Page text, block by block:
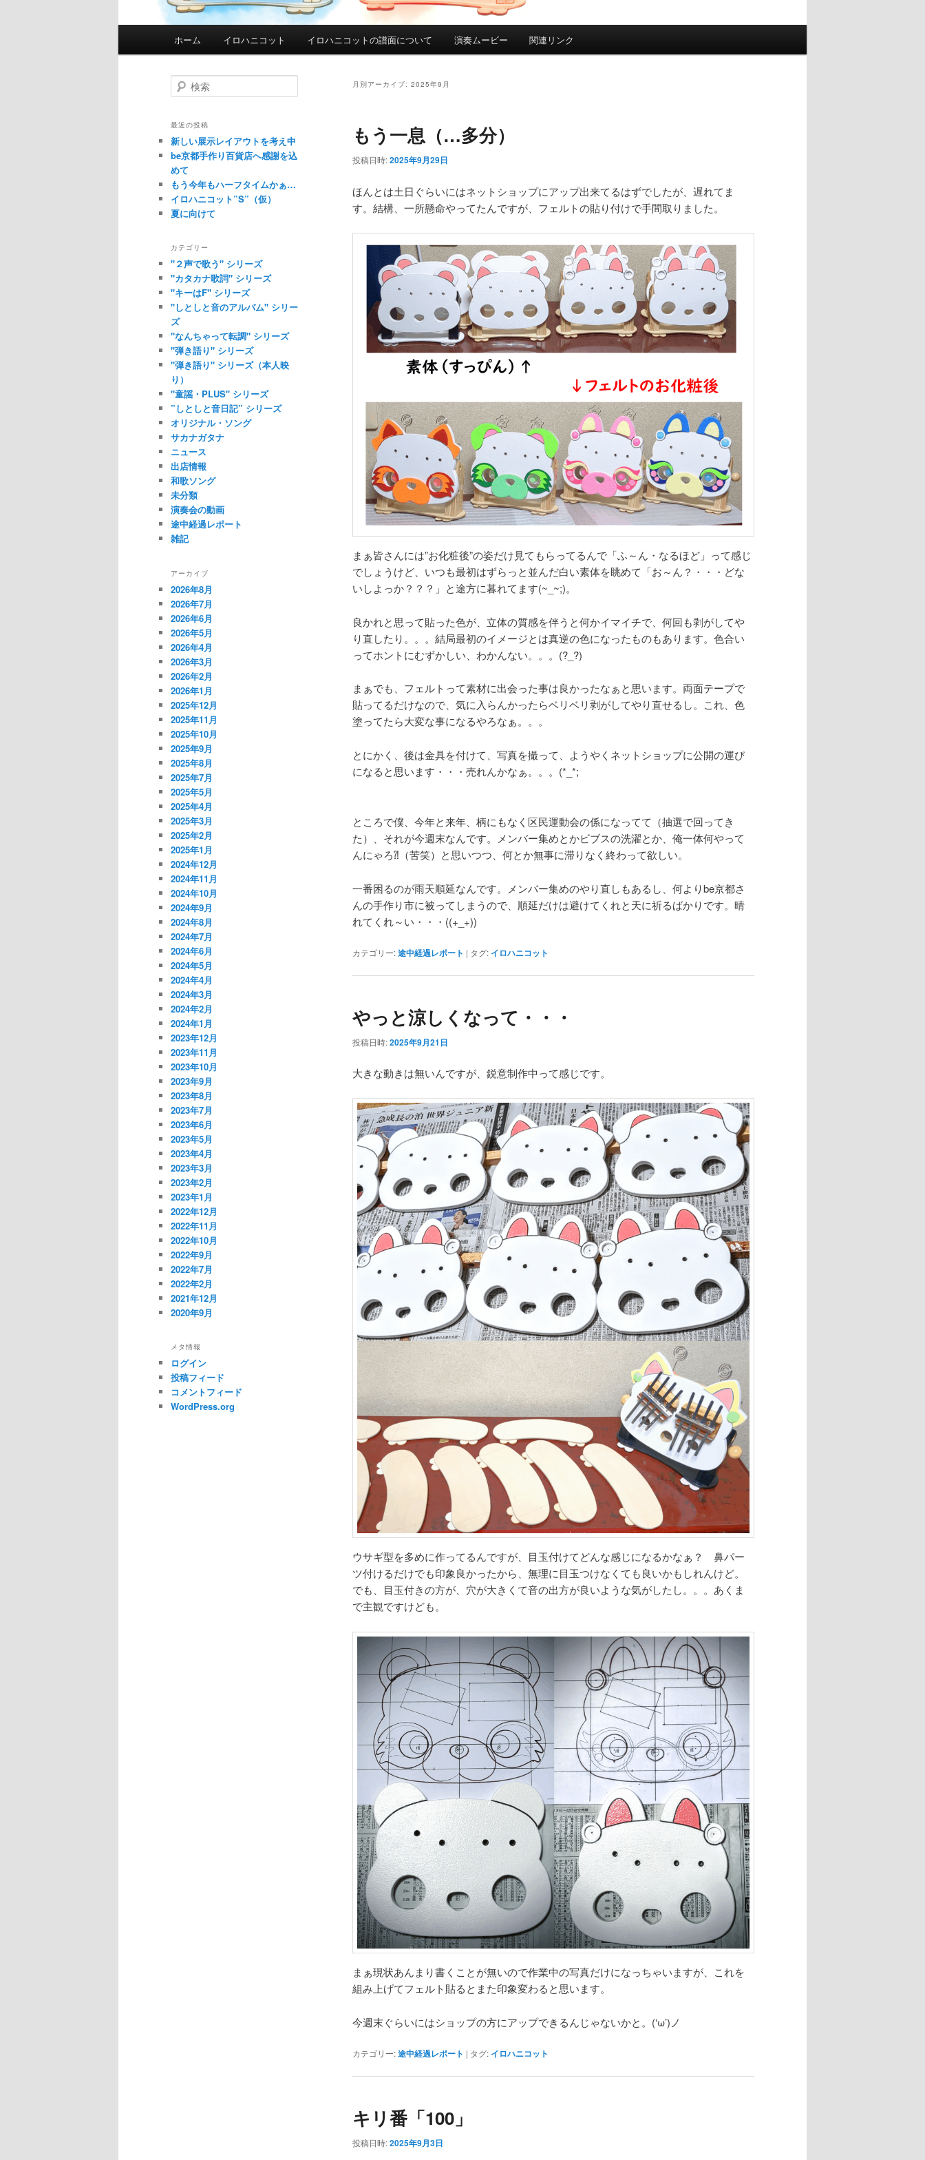
ホーム イロハニコット イロハニコットの譜面について 演奏ムービー 関連リンク
月別アーカイブ: 2025年9月
もう一息（…多分）
投稿日時:2025年9月29日
ほんとは土日ぐらいにはネットショップにアップ出来てるはずでしたが、遅れてま
す。結構、一所懸命やってたんですが、フェルトの貼り付けで手間取りました。
まぁ皆さんには”お化粧後”の姿だけ見てもらってるんで「ふ～ん・なるほど」って感じ
でしょうけど、いつも最初はずらっと並んだ白い素体を眺めて「お～ん？・・・どな
いしよっか？？？」と途方に暮れてます(~_~;)。
良かれと思って貼った色が、立体の質感を伴うと何かイマイチで、何回も剥がしてや
り直したり。。。結局最初のイメージとは真逆の色になったものもあります。色合い
ってホントにむずかしい、わかんない。。。(?_?)
まぁでも、フェルトって素材に出会った事は良かったなぁと思います。両面テープで
貼ってるだけなので、気に入らんかったらベリベリ剥がしてやり直せるし。これ、色
塗ってたら大変な事になるやろなぁ。。。
とにかく、後は金具を付けて、写真を撮って、ようやくネットショップに公開の運び
になると思います・・・売れんかなぁ。。。(*_*;
ところで僕、今年と来年、柄にもなく区民運動会の係になってて（抽選で回ってき
た）、それが今週末なんです。メンバー集めとかビブスの洗濯とか、俺一体何やって
んにゃろ⁈（苦笑）と思いつつ、何とか無事に滞りなく終わって欲しい。
一番困るのが雨天順延なんです。メンバー集めのやり直しもあるし、何よりbe京都さ
んの手作り市に被ってしまうので、順延だけは避けてくれと天に祈るばかりです。晴
れてくれ～い・・・((+_+))
カテゴリー:途中経過レポート | タグ: イロハニコット
やっと涼しくなって・・・
投稿日時:2025年9月21日
大きな動きは無いんですが、鋭意制作中って感じです。
ウサギ型を多めに作ってるんですが、目玉付けてどんな感じになるかなぁ？ 鼻パー
ツ付けるだけでも印象良かったから、無理に目玉つけなくても良いかもしれんけど。
でも、目玉付きの方が、穴が大きくて音の出方が良いような気がしたし。。。あくま
で主観ですけども。
まぁ現状あんまり書くことが無いので作業中の写真だけになっちゃいますが、これを
組み上げてフェルト貼るとまた印象変わると思います。
今週末ぐらいにはショップの方にアップできるんじゃないかと。(‘ω’)ノ
カテゴリー:途中経過レポート | タグ: イロハニコット
キリ番「100」
投稿日時:2025年9月3日
検
索
最近の投稿
新しい展示レイアウトを考え中
be京都手作り百貨店へ感謝を込
めて
もう今年もハーフタイムかぁ…
イロハニコット”S”（仮）
夏に向けて
カテゴリー
"２声で歌う" シリーズ
"カタカナ歌詞" シリーズ
"キーはF" シリーズ
"しとしと音のアルバム" シリー
ズ
"なんちゃって転調" シリーズ
"弾き語り" シリーズ
"弾き語り" シリーズ（本人映
り）
"童謡・PLUS" シリーズ
”しとしと音日記” シリーズ
オリジナル・ソング
サカナガタナ
ニュース
出店情報
和歌ソング
未分類
演奏会の動画
途中経過レポート
雑記
アーカイブ
2026年8月
2026年7月
2026年6月
2026年5月
2026年4月
2026年3月
2026年2月
2026年1月
2025年12月
2025年11月
2025年10月
2025年9月
2025年8月
2025年7月
2025年5月
2025年4月
2025年3月
2025年2月
2025年1月
2024年12月
2024年11月
2024年10月
2024年9月
2024年8月
2024年7月
2024年6月
2024年5月
2024年4月
2024年3月
2024年2月
2024年1月
2023年12月
2023年11月
2023年10月
2023年9月
2023年8月
2023年7月
2023年6月
2023年5月
2023年4月
2023年3月
2023年2月
2023年1月
2022年12月
2022年11月
2022年10月
2022年9月
2022年7月
2022年2月
2021年12月
2020年9月
メタ情報
ログイン
投稿フィード
コメントフィード
WordPress.org